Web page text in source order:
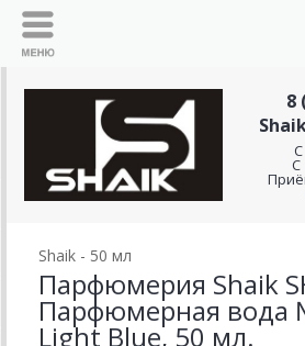
8
С
Shaik - 50 мл
Парфюмерия Shaik
Парфюмерная вода
Light Blue, 50 мл.